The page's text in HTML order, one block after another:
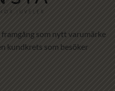
som nytt varumärke
kundkrets som besöker